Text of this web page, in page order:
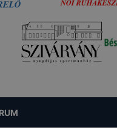
követően is
és csak a
a felhasználó